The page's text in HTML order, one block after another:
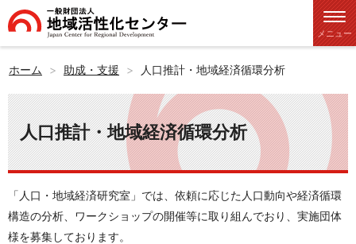
メニュー
ホーム 助成・支援 人口推計・地域経済循環分析
人口推計・地域経済循環分析
「人口・地域経済研究室」では、依頼に応じた人口動向や経済循環
構造の分析、ワークショップの開催等に取り組んでおり、実施団体
様を募集しております。